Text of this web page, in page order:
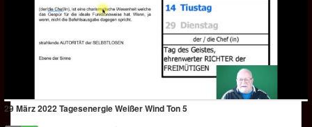
29 März 2022 Tagesenergie Weißer Wind Ton 5